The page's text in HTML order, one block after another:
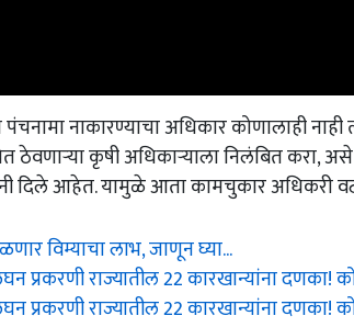
नाकारण्याचा अधिकार कोणालाही
ठेवणाऱ्या कृषी अधिकाऱ्याला निलंबित करा,
दिले आहेत. यामुळे आता कामचुकार अधिकरी
विम्याचा लाभ, जाणून घ्या...
प्रकरणी राज्यातील 22 कारखान्यांना दणका!
प्रकरणी राज्यातील 22 कारखान्यांना दणका!